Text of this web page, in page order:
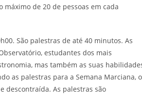
de 20 de pessoas em cada
São palestras de até 40 minutos. As
estudantes dos mais
mas também as suas
as palestras para a Semana Marciana,
descontraída. As palestras são